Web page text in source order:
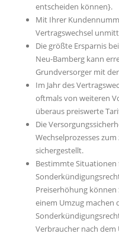
entscheiden können}.
Mit Ihrer
Vertragswechsel
Die größte Ersparnis
Neu-Bamberg kann
Grundversorger mit
Im Jahr des
oftmals von weiteren
überaus preiswerte
Die
Wechselprozesses
sichergestellt.
Bestimmte Situationen
Preiserhöhung können
einem Umzug machen
Verbraucher nach